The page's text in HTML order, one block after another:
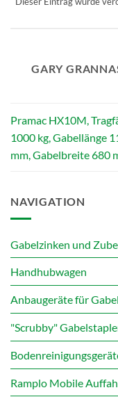
GARY
Pramac HX10M,
1000 kg, Gabellänge
mm, Gabelbreite 680
NAVIGATION
Gabelzinken und
Handhubwagen
Anbaugeräte für
"Scrubby"
Ramplo Mobile